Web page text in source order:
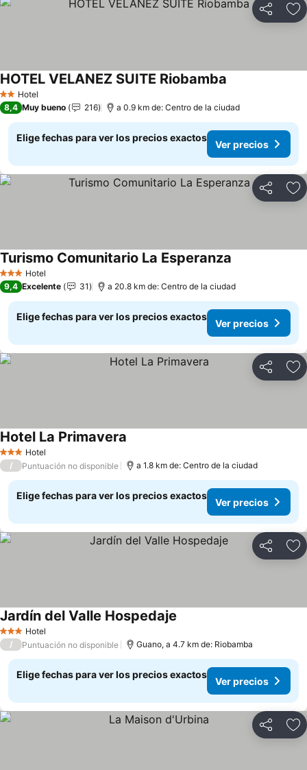
Compartir
2 Estrellas
Hotel
HOTEL VELANEZ SUITE Riobamba
8,4 Muy bueno 216 a 0.9 km de: Centro de la ciudad
Elige fechas para ver los precios exactos
Ver precios
Compartir
3 Estrellas
Hotel
Turismo Comunitario La Esperanza
9,4 Excelente 31 a 20.8 km de: Centro de la ciudad
Elige fechas para ver los precios exactos
Ver precios
Compartir
3 Estrellas
Hotel
Hotel La Primavera
/ Puntuación no disponible a 1.8 km de: Centro de la ciudad
Elige fechas para ver los precios exactos
Ver precios
Compartir
3 Estrellas
Hotel
Jardín del Valle Hospedaje
/ Puntuación no disponible Guano, a 4.7 km de: Riobamba
Elige fechas para ver los precios exactos
Ver precios
Compartir